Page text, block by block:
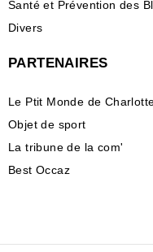
Santé et Prévention des
Divers
PARTENAIRES
Le Ptit Monde de
Objet de sport
La tribune de la com'
Best Occaz